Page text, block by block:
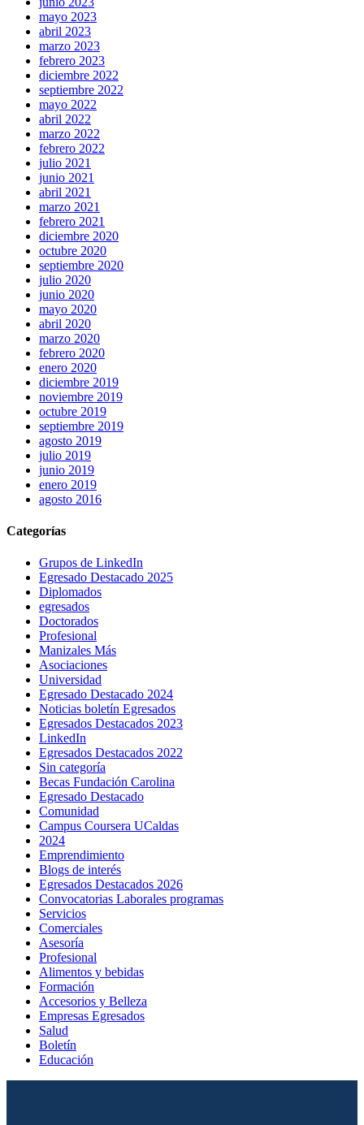
mayo 2023
abril 2023
marzo 2023
febrero 2023
diciembre 2022
septiembre 2022
mayo 2022
abril 2022
marzo 2022
febrero 2022
julio 2021
junio 2021
abril 2021
marzo 2021
febrero 2021
diciembre 2020
octubre 2020
septiembre 2020
julio 2020
junio 2020
mayo 2020
abril 2020
marzo 2020
febrero 2020
enero 2020
diciembre 2019
noviembre 2019
octubre 2019
septiembre 2019
agosto 2019
julio 2019
junio 2019
enero 2019
agosto 2016
Categorías
Grupos de LinkedIn
Egresado Destacado 2025
Diplomados
egresados
Doctorados
Profesional
Manizales Más
Asociaciones
Universidad
Egresado Destacado 2024
Noticias boletín Egresados
Egresados Destacados 2023
LinkedIn
Egresados Destacados 2022
Sin categoría
Becas Fundación Carolina
Egresado Destacado
Comunidad
Campus Coursera UCaldas
2024
Emprendimiento
Blogs de interés
Egresados Destacados 2026
Convocatorias Laborales programas
Servicios
Comerciales
Asesoría
Profesional
Alimentos y bebidas
Formación
Accesorios y Belleza
Empresas Egresados
Salud
Boletín
Educación